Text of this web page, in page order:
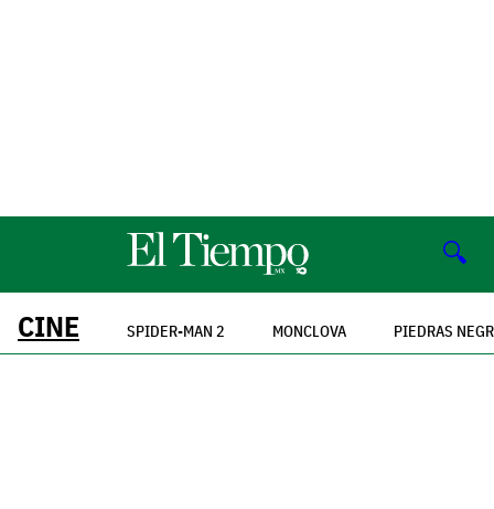
🔍
CINE SPIDER-MAN 2 MONCLOVA PIEDRAS